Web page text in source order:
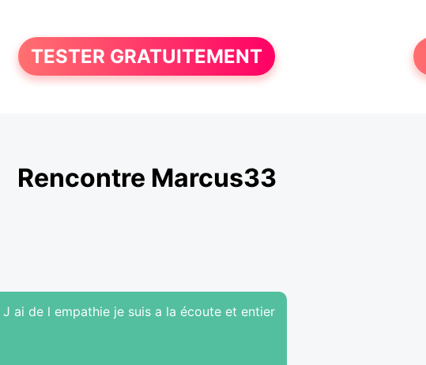
TESTER GRATUITEMENT
Rencontre Marcus33
J ai de l empathie je suis a la écoute et entier